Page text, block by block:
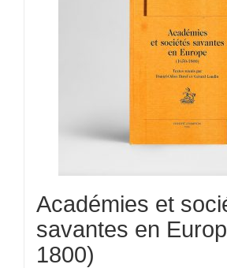
Académies et
savantes en
1800)